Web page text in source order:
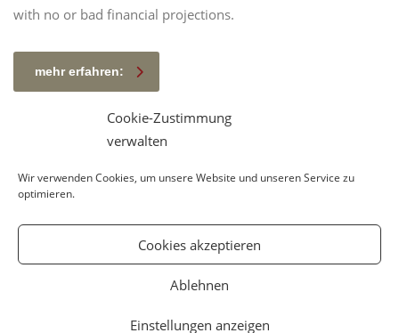
Cookie-Zustimmung
verwalten
Wir verwenden Cookies, um unsere Website und unseren Service zu
optimieren.
Cookies akzeptieren
Ablehnen
Einstellungen anzeigen
with no or bad financial projections.
mehr erfahren:
2026, Dennis Schäfer - Schmerzspezialist
Impressum|Datenschutz